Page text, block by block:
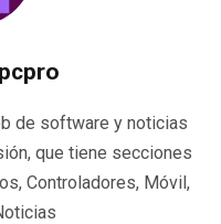
de software y noticias
que tiene secciones
Controladores, Móvil,